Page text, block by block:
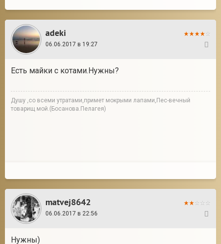
adeki
06.06.2017 в 19:27
Есть майки с котами.Нужны?
Душу ,со всеми утратами,примет мокрыми лапами,Пес-вечный
товарищ мой.(Босанова.Пелагея)
matvej8642
06.06.2017 в 22:56
Нужны)